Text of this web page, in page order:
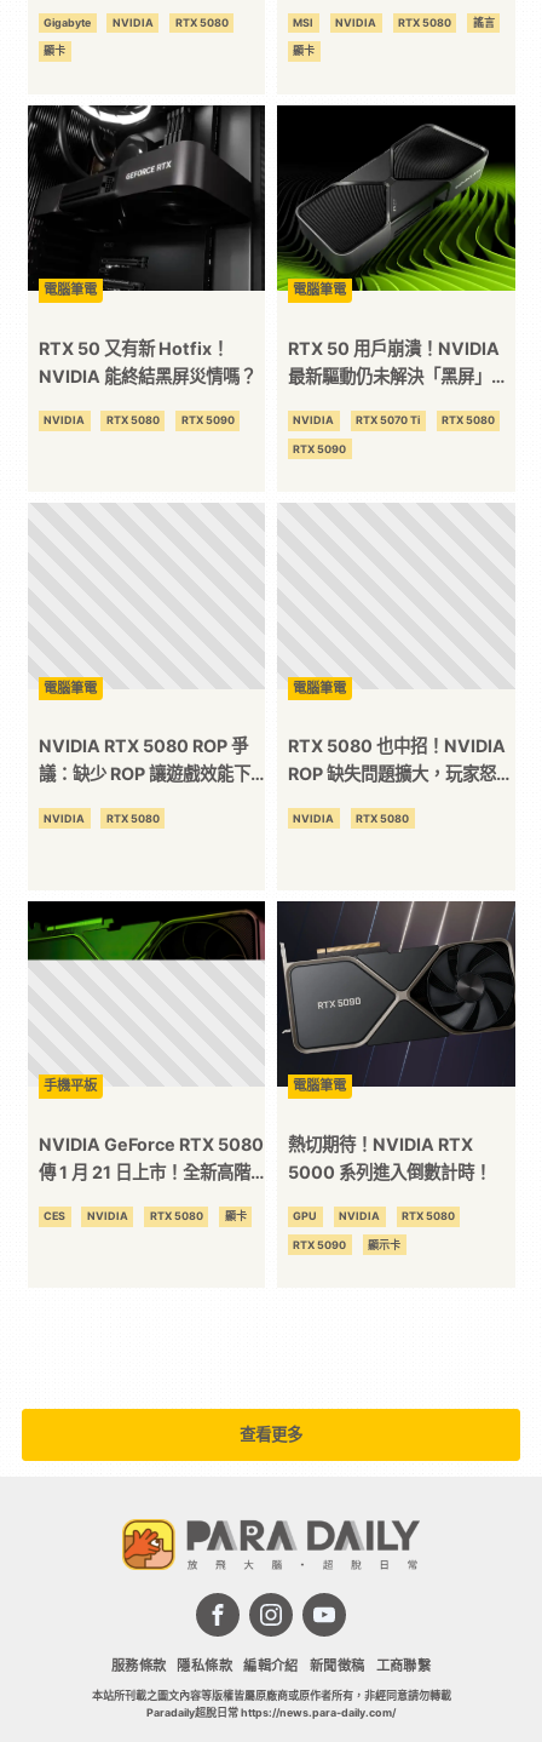
｜
3C
科
技
全
方
位
資
台
應冷處理
Gigabyte NVIDIA RTX 5080
顯卡
MSI NVIDIA RTX 5080 謠言
顯卡
電腦筆電
RTX 50 又有新 Hotfix！
NVIDIA 能終結黑屏災情嗎？
NVIDIA RTX 5080 RTX 5090
電腦筆電
RTX 50 用戶崩潰！NVIDIA
最新驅動仍未解決「黑屏」問
NVIDIA RTX 5070 Ti RTX 5080
RTX 5090
電腦筆電
NVIDIA RTX 5080 ROP 爭
議：缺少 ROP 讓遊戲效能下
NVIDIA RTX 5080
電腦筆電
RTX 5080 也中招！NVIDIA
ROP 缺失問題擴大，玩家怒
NVIDIA RTX 5080
手機平板
NVIDIA GeForce RTX 5080
傳 1 月 21 日上市！全新高階
CES NVIDIA RTX 5080 顯卡
電腦筆電
熱切期待！NVIDIA RTX
5000 系列進入倒數計時！
GPU NVIDIA RTX 5080
RTX 5090 顯示卡
查看更多
服務條款 隱私條款 編輯介紹 新聞徵稿 工商聯繫
本站所刊載之圖文內容等版權皆屬原廠商或原作者所有，非經同意請勿轉載
Paradaily超脫日常 https://news.para-daily.com/